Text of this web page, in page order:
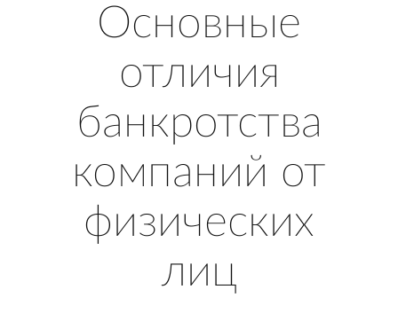
Основные
отличия
банкротства
компаний от
физических
лиц